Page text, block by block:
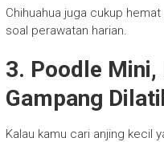
Chihuahua juga cukup
soal perawatan harian.
3. Poodle Mini,
Gampang
Kalau kamu cari anjing kecil